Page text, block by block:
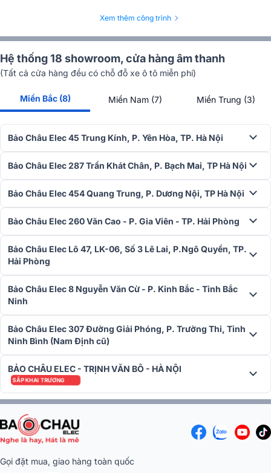
Điều chỉnh toàn diện DSP và trình điều khiển cao cấp
DSP hàng đầu được tích hợp trongloa di động JBL PRX915dễ dàng
hợp đầy đủ trên bo mạch. Bộ xử lý của thiết bị gồm có EQ tham
số 12 băng tần và điều khiển âm sắc cùng các cài đặt hệ thống có
Công nghệ dbx DriveRack trên bo mạch của PRX 915 tích hợp bao
gồm tính năng Chống phản hồi tự động trực tiếp và cố định, bộ giới
hạn hệ thống mềm với tùy chọn Soundcraft Overeasy và cài đặt
trước độ trễ của loa 180ms trong khoảng thời gian 100 micro giây
để hệ thống căn chỉnh thời gian chính xác.
Hiệu suất âm thanh bùng nổ
Vì phục vụ các không gian yêu cầu màn biểu diễn trực tiếp cần
công năng và hiệu suất cao,Loa biểu diễn JBL PRX915
sử dụng bộ
khuếch đại công suất Class D 2.000W (cực đại) nhẹ, hiệu quả mang
tới âm thanh với độ nét tốt nhất cùng tính năng nén công suất tối
dòng điện tăng lên đồng thời giảm sóng hài xuyên âm tới trình điều
khiển nén.
Xem thêm công trình
Hệ thống 18 showroom, cửa hàng âm thanh
(Tất cả cửa hàng đều có chỗ đỗ xe ô tô miễn phí)
Miền Bắc (8) Miền Nam (7) Miền Trung (3)
Bảo Châu Elec 45 Trung Kính, P. Yên Hòa, TP. Hà Nội
Bảo Châu Elec 287 Trần Khát Chân, P. Bạch Mai, TP Hà Nội
Bảo Châu Elec 454 Quang Trung, P. Dương Nội, TP Hà Nội
Bảo Châu Elec 260 Văn Cao - P. Gia Viên - TP. Hải Phòng
Bảo Châu Elec Lô 47, LK-06, Số 3 Lê Lai, P.Ngô Quyền, TP.
Hải Phòng
Bảo Châu Elec 8 Nguyễn Văn Cừ - P. Kinh Bắc - Tỉnh Bắc
Ninh
Bảo Châu Elec 307 Đường Giải Phóng, P. Trường Thi, Tỉnh
Ninh Bình (Nam Định cũ)
BẢO CHÂU ELEC - TRỊNH VĂN BÔ - HÀ NỘI
SẮP KHAI TRƯƠNG
Gọi đặt mua, giao hàng toàn quốc